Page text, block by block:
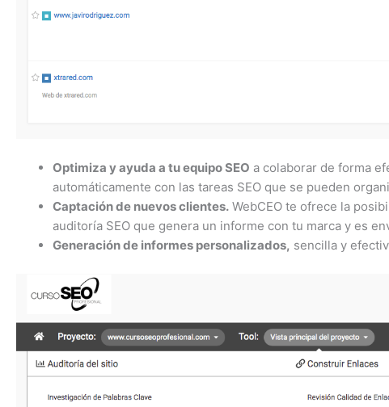
Optimiza y ayuda a tu equipo SEO a colaborar de forma
automáticamente con las tareas SEO que se pueden
Captación de nuevos clientes. WebCEO te ofrece la
auditoría SEO que genera un informe con tu marca y es
Generación de informes personalizados, sencilla y